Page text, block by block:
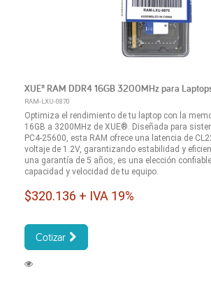
XUE® RAM DDR4 16GB 3200MHz para
RAM-LXU-0870
Optimiza el rendimiento de tu laptop con la
16GB a 3200MHz de XUE®. Diseñada para
PC4-25600, esta RAM ofrece una latencia de
voltaje de 1.2V, garantizando estabilidad y
una garantía de 5 años, es una elección
capacidad y velocidad de tu equipo.
$320.136 + IVA 19%
Cotizar